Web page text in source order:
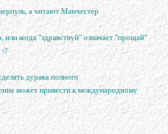
а читают Манчестер
когда "здравствуй" означает "прощай"
?
дурака полного
может привести к международному